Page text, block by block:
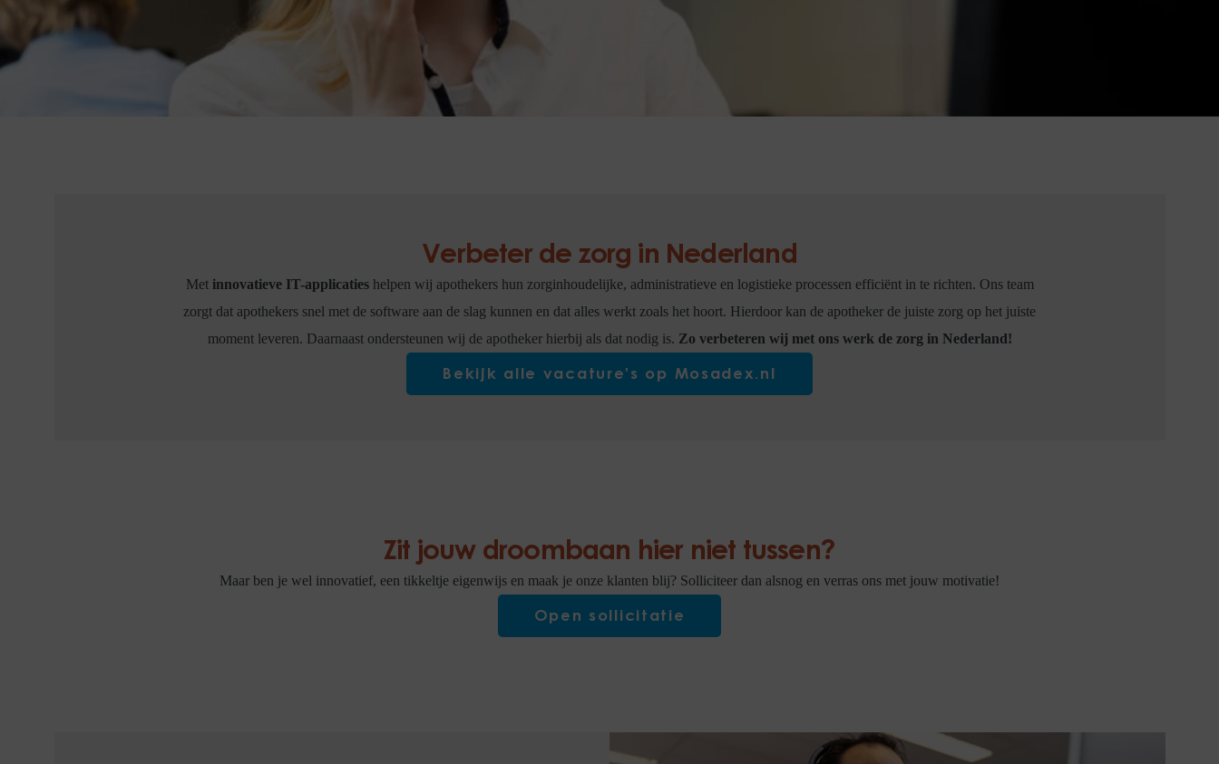
Verbeter de zorg in Nederland
Met innovatieve IT-applicatieshelpen wij apothekers hun zorginhoudelijke, administratieve en logistieke processen efficiënt in te richten. Ons team
zorgt dat apothekers snel met de software aan de slag kunnen en dat alles werkt zoals het hoort. Hierdoor kan de apotheker de juiste zorg op het juiste
moment leveren. Daarnaast ondersteunen wij de apotheker hierbij als dat nodig is. Zo verbeteren wij met ons werk de zorg in Nederland!
Bekijk alle vacature's op Mosadex.nl
Zit jouw droombaan hier niet tussen?
Maar ben je wel innovatief, een tikkeltje eigenwijs en maak je onze klanten blij? Solliciteer dan alsnog en verras ons met jouw motivatie!
Open sollicitatie